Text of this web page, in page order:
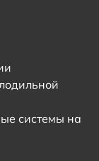
системы на